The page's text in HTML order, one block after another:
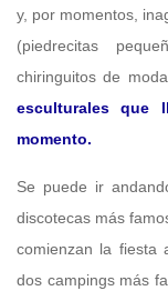
y, por momentos,
(piedrecitas
chiringuitos de
esculturales que
momento.
Se puede ir
discotecas más
comienzan la fiesta
dos campings más